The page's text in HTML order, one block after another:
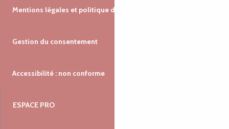
Mentions légales et politique de confidentialité
Gestion du consentement
Accessibilité : non conforme
ESPACE PRO